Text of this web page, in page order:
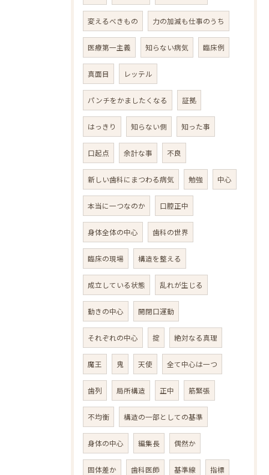
変えるべきもの 力の加減も仕事のうち
医療第一主義 知らない病気 臨床例
真面目 レッテル
パンチをかましたくなる 証拠
はっきり 知らない側 知った事
口起点 余計な事 不良
新しい歯科にまつわる病気 勉強 中心
本当に一つなのか 口腔正中
身体全体の中心 歯科の世界
臨床の現場 構造を整える
成立している状態 乱れが生じる
動きの中心 開閉口運動
それぞれの中心 掟 絶対なる真理
魔王 鬼 天使 全て中心は一つ
歯列 局所構造 正中 筋緊張
不均衡 構造の一部としての基準
身体の中心 編集長 偶然か
固体差か 歯科医師 基準線 指標